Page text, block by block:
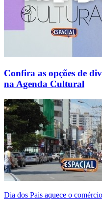
Confira as opções de
na Agenda Cultural
Dia dos Pais aquece o